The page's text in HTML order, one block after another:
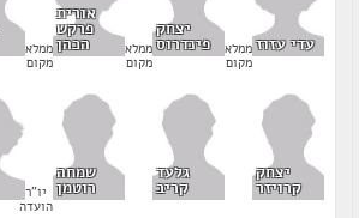
עדי עזוז ממלא
מקום
יצחק
פינדרוס ממלא
מקום
אורית
פרקש
הכהן ממלא
מקום
יצחק
קרויזר
גלעד
קריב
שמחה
רוטמן יו"ר
הועדה